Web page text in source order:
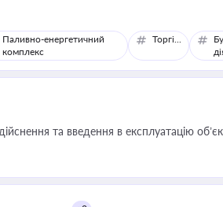
Паливно-енергетичний
комплекс
Торгівля
та введення в експлуатацію